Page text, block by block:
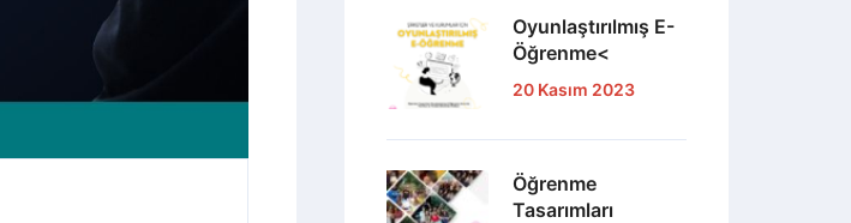
Oyunlaştırılmış E-
Öğrenme<
20 Kasım 2023
Öğrenme
Tasarımları